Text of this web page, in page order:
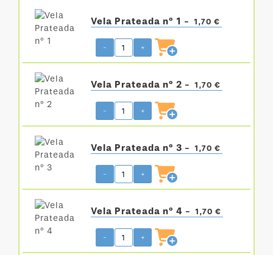
Vela Prateada nº 1 - 1,70 €
- +
Vela Prateada nº 2 - 1,70 €
- +
Vela Prateada nº 3 - 1,70 €
- +
Vela Prateada nº 4 - 1,70 €
- +